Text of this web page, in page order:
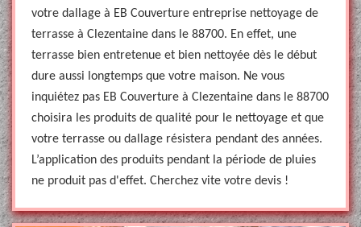
votre dallage à EB Couverture entreprise nettoyage de
terrasse à Clezentaine dans le 88700. En effet, une
terrasse bien entretenue et bien nettoyée dès le début
dure aussi longtemps que votre maison. Ne vous
inquiétez pas EB Couverture à Clezentaine dans le 88700
choisira les produits de qualité pour le nettoyage et que
votre terrasse ou dallage résistera pendant des années.
L’application des produits pendant la période de pluies
ne produit pas d'effet. Cherchez vite votre devis !